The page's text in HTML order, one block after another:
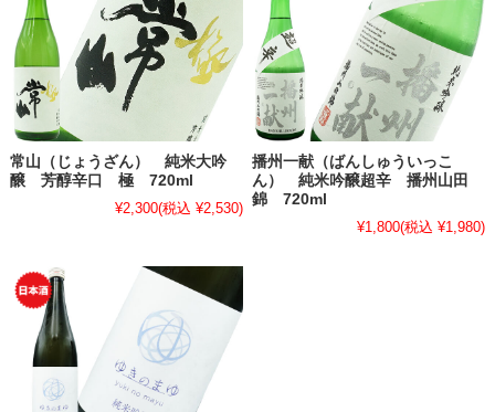
常山（じょうざん） 純米大吟
醸 芳醇辛口 極 720ml
¥2,300(税込 ¥2,530)
播州一献（ばんしゅういっこ
ん） 純米吟醸超辛 播州山田
錦 720ml
¥1,800(税込 ¥1,980)